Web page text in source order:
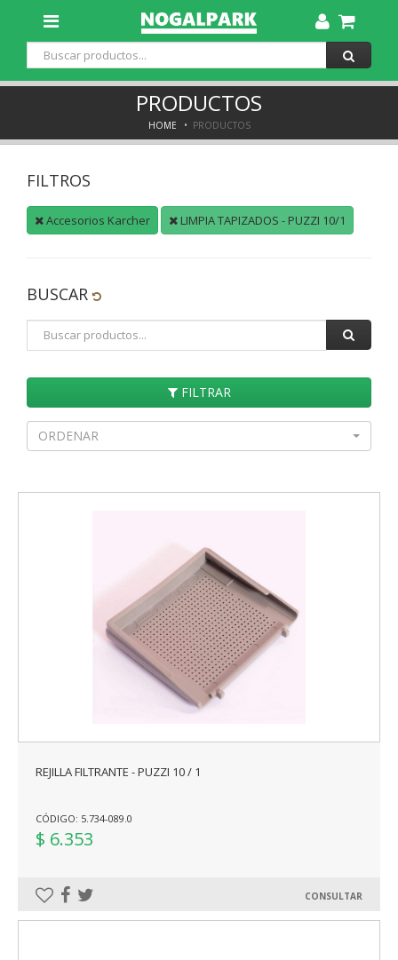
Toggle
Dropdown
PRODUCTOS
HOME PRODUCTOS
FILTROS
Accesorios Karcher LIMPIA TAPIZADOS - PUZZI 10/1
BUSCAR
FILTRAR
ORDENAR
REJILLA FILTRANTE - PUZZI 10 / 1
CÓDIGO: 5.734-089.0
$ 6.353
CONSULTAR